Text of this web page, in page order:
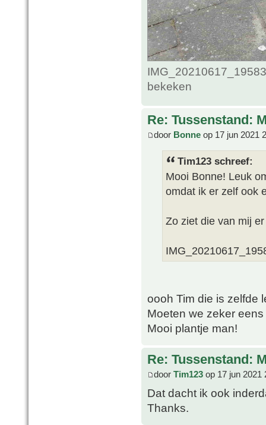
bekeken
Re: Tussenstand:
door Bonne op 17 jun 2021
Tim123 schreef:
Mooi Bonne! Leuk
omdat ik er zelf ook
Zo ziet die van mij
oooh Tim die is zelfde
Moeten we zeker
Mooi plantje man!
Re: Tussenstand:
door Tim123 op 17 jun 2021
Dat dacht ik ook
Thanks.